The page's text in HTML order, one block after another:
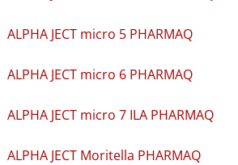
ALPHA JECT micro 5 PHARMAQ
ALPHA JECT micro 6 PHARMAQ
ALPHA JECT micro 7 ILA PHARMAQ
ALPHA JECT Moritella PHARMAQ